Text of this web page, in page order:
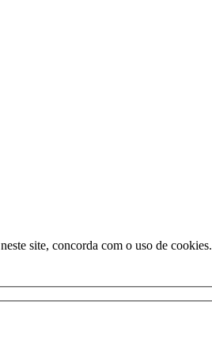
site, concorda com o uso de cookies.